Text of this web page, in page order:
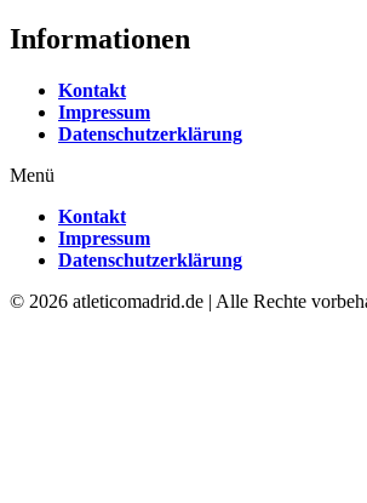
Informationen
Kontakt
Impressum
Datenschutzerklärung
Menü
Kontakt
Impressum
Datenschutzerklärung
© 2026 atleticomadrid.de | Alle Rechte